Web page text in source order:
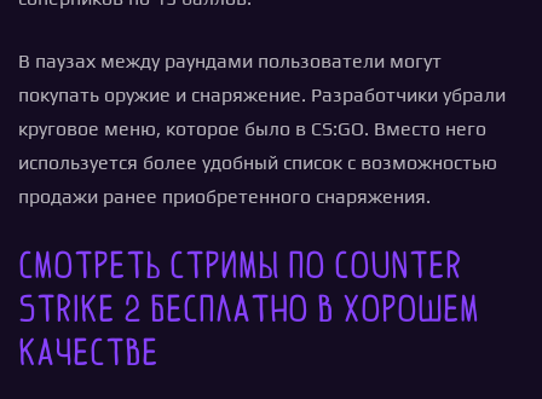
В паузах между раундами пользователи могут
покупать оружие и снаряжение. Разработчики убрали
круговое меню, которое было в CS:GO. Вместо него
используется более удобный список с возможностью
продажи ранее приобретенного снаряжения.
Смотреть стримы по Counter
Strike 2 бесплатно в хорошем
качестве